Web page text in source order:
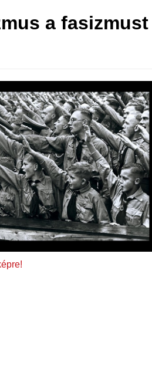
a fasizmust